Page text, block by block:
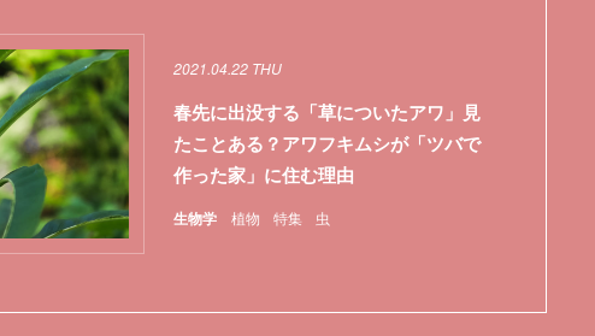
生物学 植物 特集 虫
2021.04.22 THU
春先に出没する「草についたアワ」見
たことある？アワフキムシが「ツバで
作った家」に住む理由